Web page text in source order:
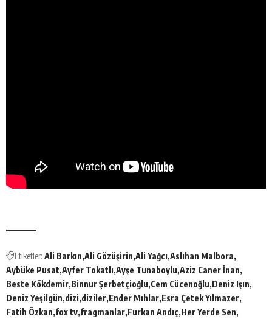
Etiketler: Ali Barkın Ali Gözüşirin Ali Yağcı Aslıhan Malbora
Aybüke Pusat Ayfer Tokatlı Ayşe Tunaboylu Aziz Caner İnan
Beste Kökdemir Binnur Şerbetçioğlu Cem Cücenoğlu Deniz Işın
Deniz Yeşilgün dizi diziler Ender Mıhlar Esra Çetek Yılmazer
Fatih Özkan fox tv fragmanlar Furkan Andıç Her Yerde Sen